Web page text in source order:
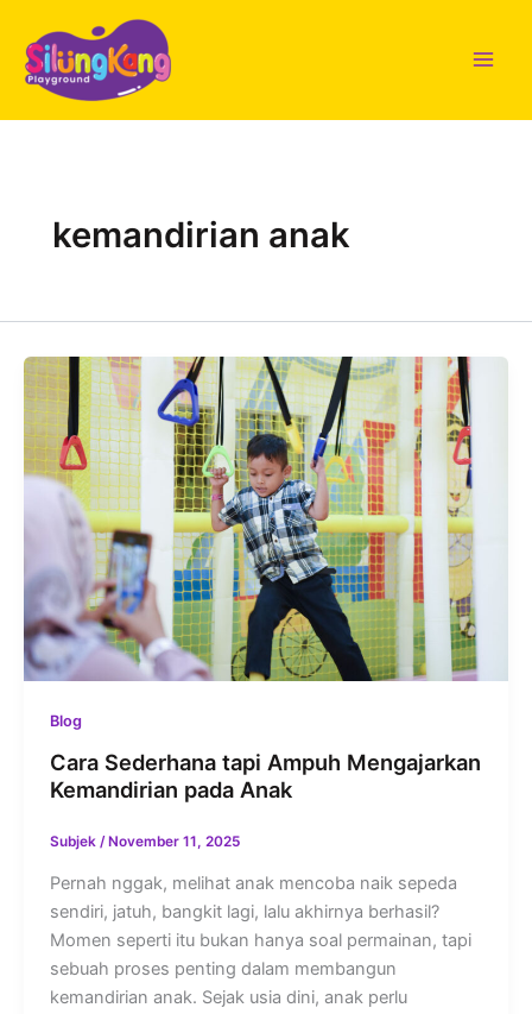
konten
kemandirian anak
Blog
Cara Sederhana tapi Ampuh Mengajarkan
Kemandirian pada Anak
Subjek /November 11, 2025
Pernah nggak, melihat anak mencoba naik sepeda
sendiri, jatuh, bangkit lagi, lalu akhirnya berhasil?
Momen seperti itu bukan hanya soal permainan, tapi
sebuah proses penting dalam membangun
kemandirian anak. Sejak usia dini, anak perlu